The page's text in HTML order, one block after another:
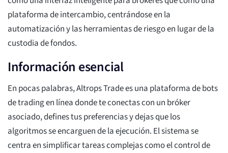
plataforma de intercambio, centrándose en la
automatización y las herramientas de riesgo en lugar de la
custodia de fondos.
Información esencial
En pocas palabras, Altrops Trade es una plataforma de bots
de trading en línea donde te conectas con un bróker
asociado, defines tus preferencias y dejas que los
algoritmos se encarguen de la ejecución. El sistema se
centra en simplificar tareas complejas como el control de